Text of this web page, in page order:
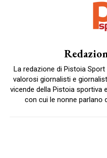
La redazione di Pistoia
valorosi giornalisti e
vicende della Pistoia
con cui le nonne parlano